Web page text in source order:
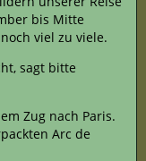
bis Mitte
viel zu viele.
sagt bitte
Zug nach Paris.
Arc de